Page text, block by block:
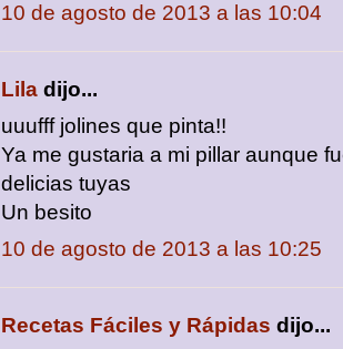
10 de agosto de 2013 a las 10:04
Lila dijo...
uuufff jolines que pinta!!
Ya me gustaria a mi pillar aunque
delicias tuyas
Un besito
10 de agosto de 2013 a las 10:25
Recetas Fáciles y Rápidas dijo...